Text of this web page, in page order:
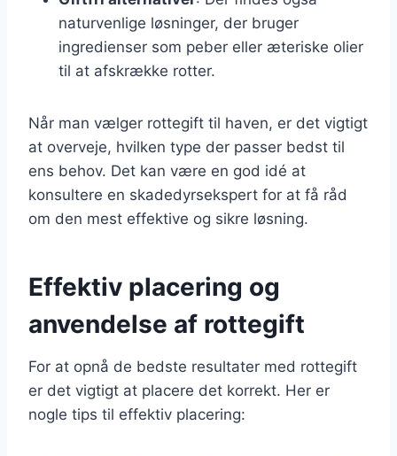
naturvenlige løsninger, der bruger
ingredienser som peber eller æteriske olier
til at afskrække rotter.
Når man vælger rottegift til haven, er det vigtigt
at overveje, hvilken type der passer bedst til
ens behov. Det kan være en god idé at
konsultere en skadedyrsekspert for at få råd
om den mest effektive og sikre løsning.
Effektiv placering og
anvendelse af rottegift
For at opnå de bedste resultater med rottegift
er det vigtigt at placere det korrekt. Her er
nogle tips til effektiv placering: